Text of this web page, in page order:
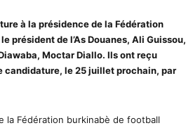
à la présidence de la Fédération
président de l’As Douanes, Ali Guissou,
Moctar Diallo. Ils ont reçu
candidature, le 25 juillet prochain, par
la Fédération burkinabè de football